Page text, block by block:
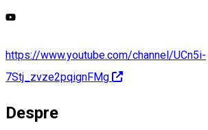
https://www.youtube.com/channel/UCn5i-
7Stj_zvze2pqignFMg
Despre